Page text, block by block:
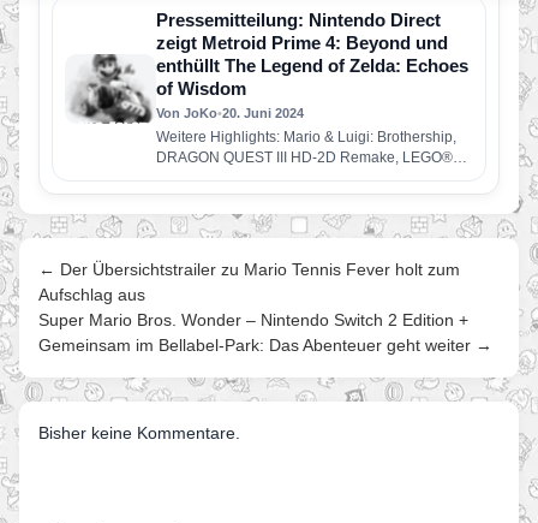
Pressemitteilung: Nintendo Direct
zeigt Metroid Prime 4: Beyond und
enthüllt The Legend of Zelda: Echoes
of Wisdom
Von JoKo•20. Juni 2024
Weitere Highlights: Mario & Luigi: Brothership,
DRAGON QUEST III HD-2D Remake, LEGO®
HORIZON ADVENTURES und Super Mario
Party…
← Der Übersichtstrailer zu Mario Tennis Fever holt zum
Aufschlag aus
Super Mario Bros. Wonder – Nintendo Switch 2 Edition +
Gemeinsam im Bellabel-Park: Das Abenteuer geht weiter →
Bisher keine Kommentare.